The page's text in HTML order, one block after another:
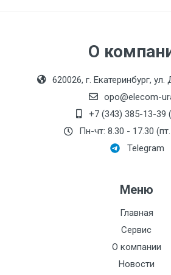
О
620026, г. Екатеринбург,
opo@elecom-
+7 (343) 385-13-39
Пн-чт: 8.30 - 17.30
Telegram
Меню
Главная
Сервис
О компании
Новости